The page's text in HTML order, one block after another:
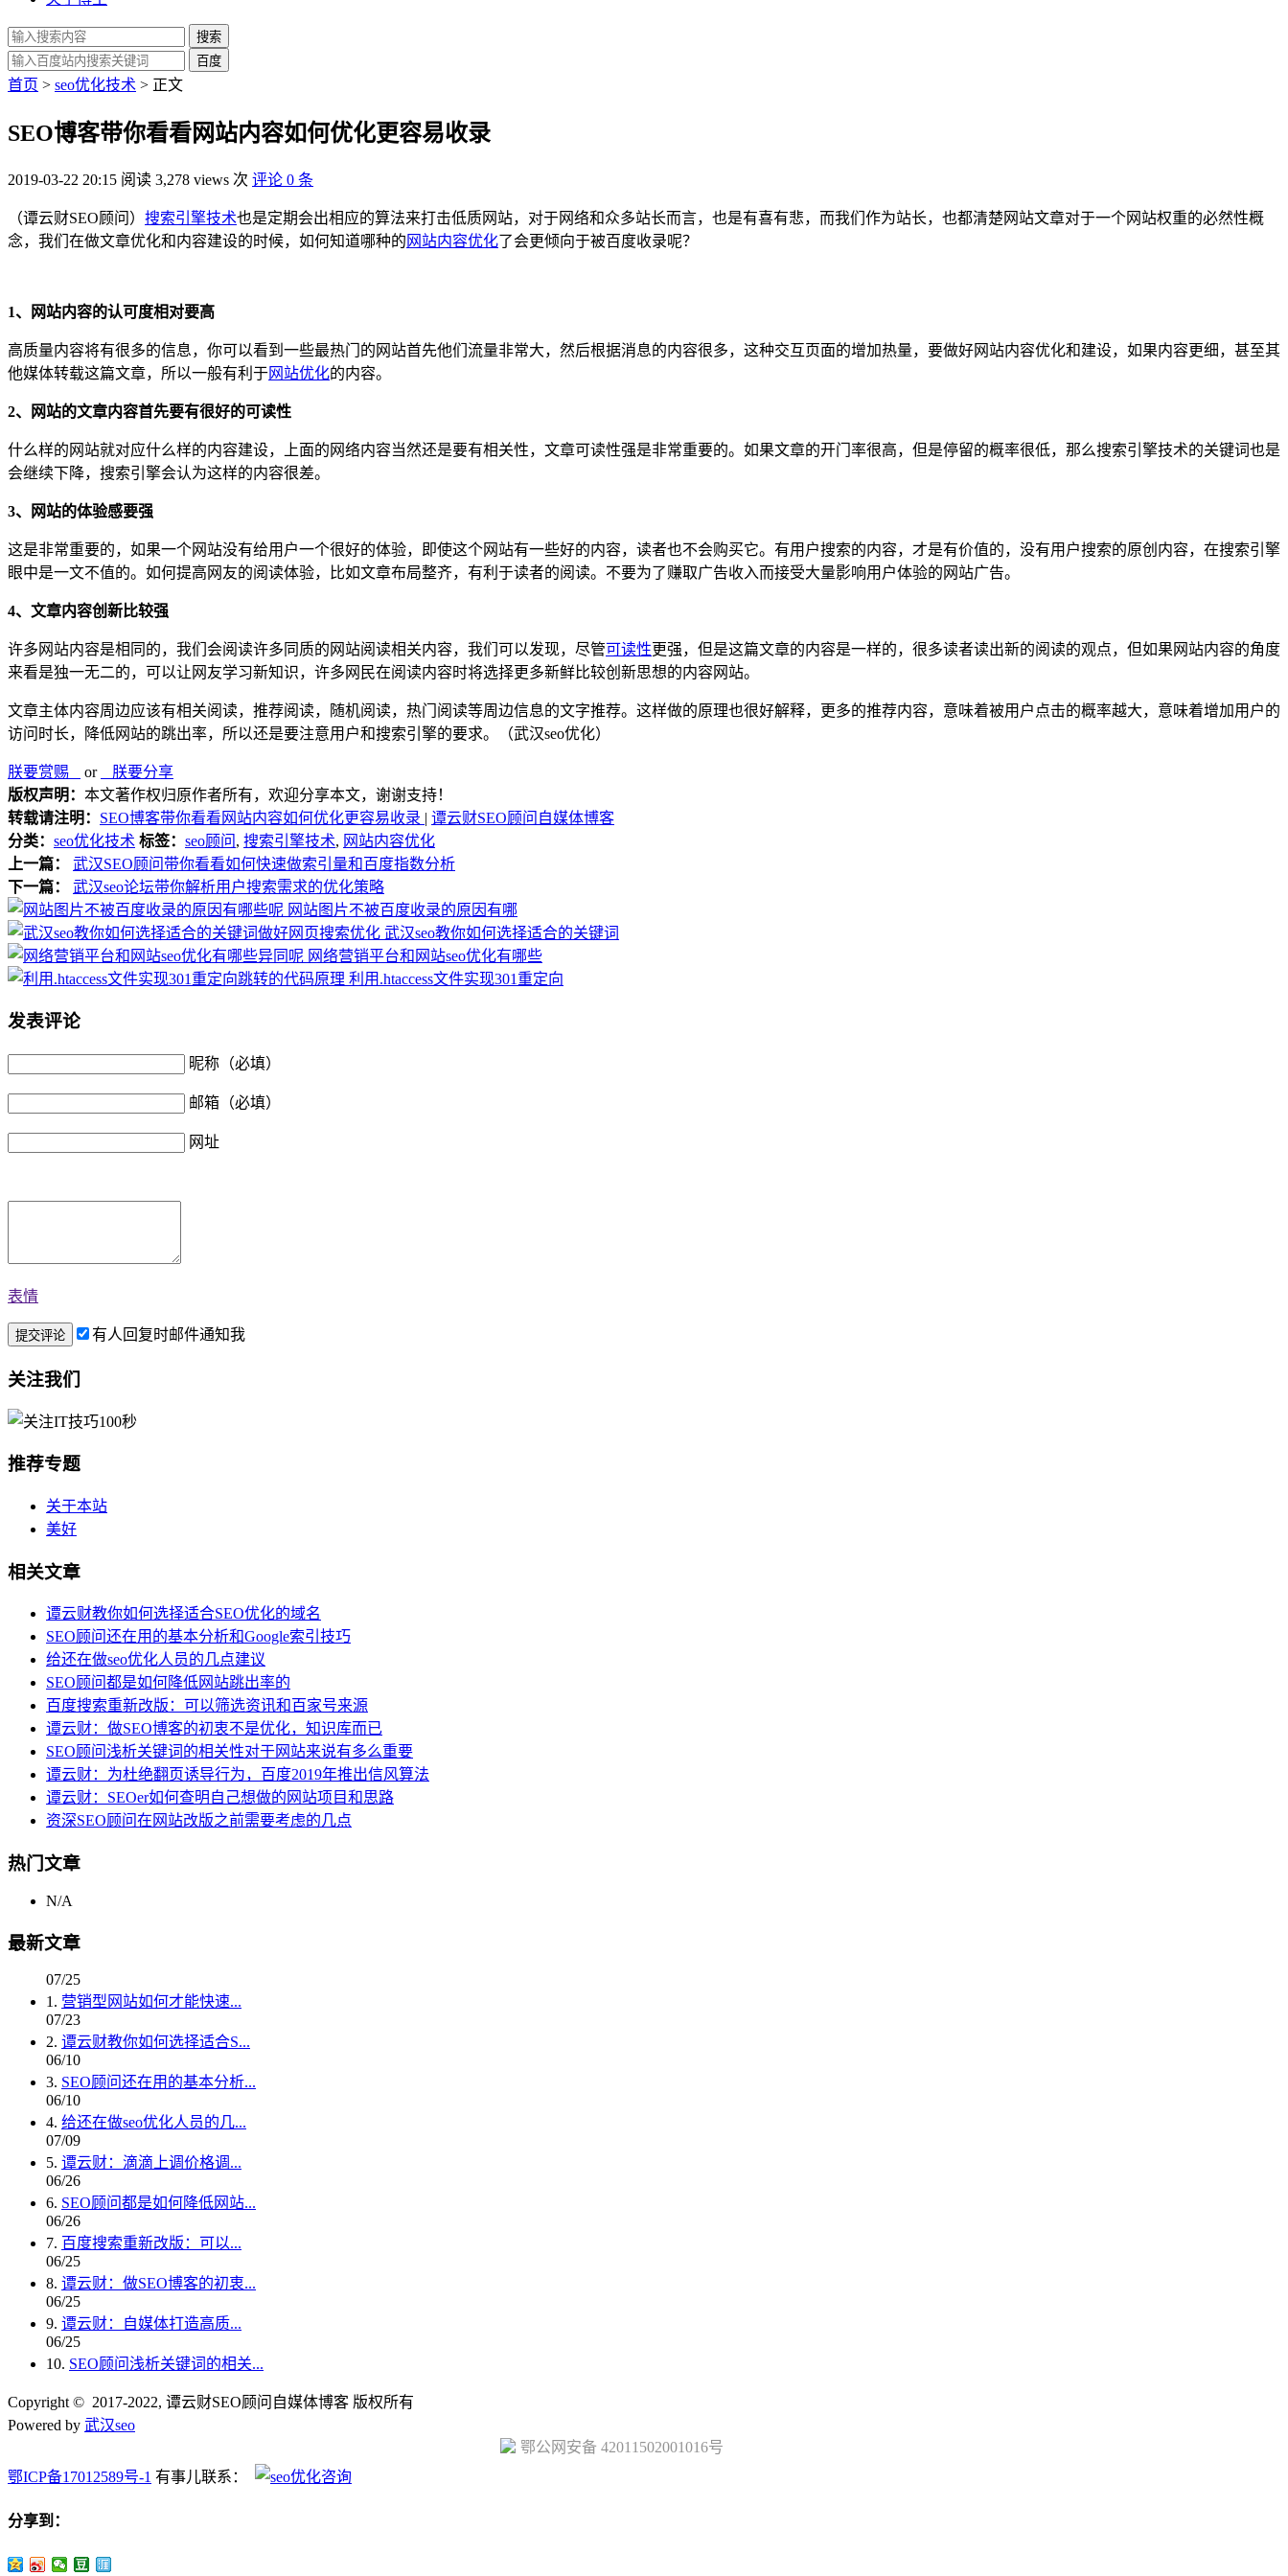
搜索
百度
首页 > seo优化技术 > 正文
SEO博客带你看看网站内容如何优化更容易收录
2019-03-22 20:15 阅读 3,278 views 次 评论 0 条
（谭云财SEO顾问） 搜索引擎技术也是定期会出相应的算法来打击低质网站，对于网络和众多站长而言，也是有喜有悲，而我们作为站长，也都清楚网站文章对于一个网站权重的必然性概
念，我们在做文章优化和内容建设的时候，如何知道哪种的 网站内容优化了会更倾向于被百度收录呢？
1、网站内容的认可度相对要高
高质量内容将有很多的信息，你可以看到一些最热门的网站首先他们流量非常大，然后根据消息的内容很多，这种交互页面的增加热量，要做好网站内容优化和建设，如果内容更细，甚至其
他媒体转载这篇文章，所以一般有利于网站优化的内容。
2、网站的文章内容首先要有很好的可读性
什么样的网站就对应什么样的内容建设，上面的网络内容当然还是要有相关性，文章可读性强是非常重要的。如果文章的开门率很高，但是停留的概率很低，那么搜索引擎技术的关键词也是
会继续下降，搜索引擎会认为这样的内容很差。
3、网站的体验感要强
这是非常重要的，如果一个网站没有给用户一个很好的体验，即使这个网站有一些好的内容，读者也不会购买它。有用户搜索的内容，才是有价值的，没有用户搜索的原创内容，在搜索引擎
眼中是一文不值的。如何提高网友的阅读体验，比如文章布局整齐，有利于读者的阅读。不要为了赚取广告收入而接受大量影响用户体验的网站广告。
4、文章内容创新比较强
许多网站内容是相同的，我们会阅读许多同质的网站阅读相关内容，我们可以发现，尽管可读性更强，但是这篇文章的内容是一样的，很多读者读出新的阅读的观点，但如果网站内容的角度
来看是独一无二的，可以让网友学习新知识，许多网民在阅读内容时将选择更多新鲜比较创新思想的内容网站。
文章主体内容周边应该有相关阅读，推荐阅读，随机阅读，热门阅读等周边信息的文字推荐。这样做的原理也很好解释，更多的推荐内容，意味着被用户点击的概率越大，意味着增加用户的
访问时长，降低网站的跳出率，所以还是要注意用户和搜索引擎的要求。（武汉seo优化）
朕要赏赐 or
朕要分享
版权声明： 本文著作权归原作者所有，欢迎分享本文，谢谢支持！
转载请注明： SEO博客带你看看网站内容如何优化更容易收录 | 谭云财SEO顾问自媒体博客
分类： seo优化技术 标签： seo顾问 , 搜索引擎技术, 网站内容优化
上一篇：
武汉SEO顾问带你看看如何快速做索引量和百度指数分析
下一篇：
武汉seo论坛带你解析用户搜索需求的优化策略
网站图片不被百度收录的原因有哪
武汉seo教你如何选择适合的关键词
网络营销平台和网站seo优化有哪些
利用.htaccess文件实现301重定向
发表评论
昵称（必填）
邮箱（必填）
网址
表情
有人回复时邮件通知我
关注我们
推荐专题
关于本站
美好
相关文章
谭云财教你如何选择适合SEO优化的域名
SEO顾问还在用的基本分析和Google索引技巧
给还在做seo优化人员的几点建议
SEO顾问都是如何降低网站跳出率的
百度搜索重新改版：可以筛选资讯和百家号来源
谭云财：做SEO博客的初衷不是优化，知识库而已
SEO顾问浅析关键词的相关性对于网站来说有多么重要
谭云财：为杜绝翻页诱导行为，百度2019年推出信风算法
谭云财：SEOer如何查明自己想做的网站项目和思路
资深SEO顾问在网站改版之前需要考虑的几点
热门文章
N/A
最新文章
07/25
1. 营销型网站如何才能快速...
07/23
2. 谭云财教你如何选择适合S...
06/10
3. SEO顾问还在用的基本分析...
06/10
4. 给还在做seo优化人员的几...
07/09
5. 谭云财：滴滴上调价格调...
06/26
6. SEO顾问都是如何降低网站...
06/26
7. 百度搜索重新改版：可以...
06/25
8. 谭云财：做SEO博客的初衷...
06/25
9. 谭云财：自媒体打造高质...
06/25
10. SEO顾问浅析关键词的相关...
Copyright © 2017-2022, 谭云财SEO顾问自媒体博客 版权所有
Powered by 武汉seo
鄂公网安备 42011502001016号
鄂ICP备17012589号-1 有事儿联系：
分享到：